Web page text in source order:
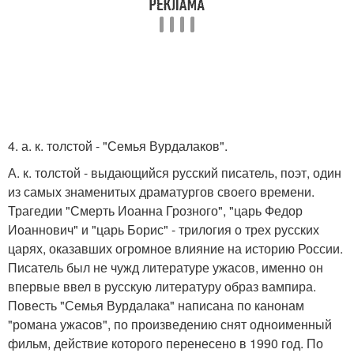
4. а. к. толстой - "Семья Вурдалаков".
А. к. толстой - выдающийся русский писатель, поэт, один
из самых знаменитых драматургов своего времени.
Трагедии "Смерть Иоанна Грозного", "царь Федор
Иоаннович" и "царь Борис" - трилогия о трех русских
царях, оказавших огромное влияние на историю России.
Писатель был не чужд литературе ужасов, именно он
впервые ввел в русскую литературу образ вампира.
Повесть "Семья Вурдалака" написана по канонам
"романа ужасов", по произведению снят одноименный
фильм, действие которого перенесено в 1990 год. По